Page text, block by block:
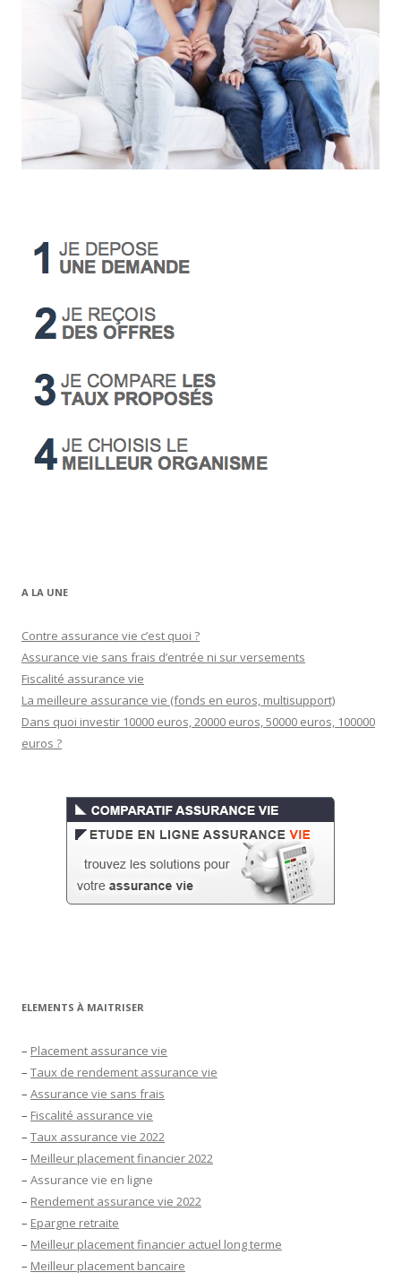
A LA UNE
Contre assurance vie c’est quoi ?
Assurance vie sans frais d’entrée ni sur versements
Fiscalité assurance vie
La meilleure assurance vie (fonds en euros, multisupport)
Dans quoi investir 10000 euros, 20000 euros, 50000 euros, 100000
euros ?
ELEMENTS À MAITRISER
– Placement assurance vie
– Taux de rendement assurance vie
– Assurance vie sans frais
– Fiscalité assurance vie
– Taux assurance vie 2022
– Meilleur placement financier 2022
– Assurance vie en ligne
– Rendement assurance vie 2022
– Epargne retraite
– Meilleur placement financier actuel long terme
– Meilleur placement bancaire